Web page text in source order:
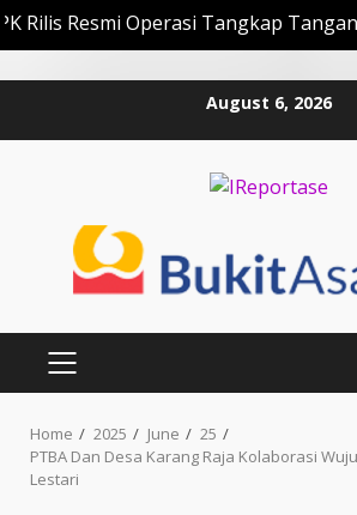
Operasi Tangkap Tangan
August 6, 2026
PRIMARY
MENU
Home 2025 June
25
PTBA Dan Desa Karang Raja Kolaborasi
Lestari